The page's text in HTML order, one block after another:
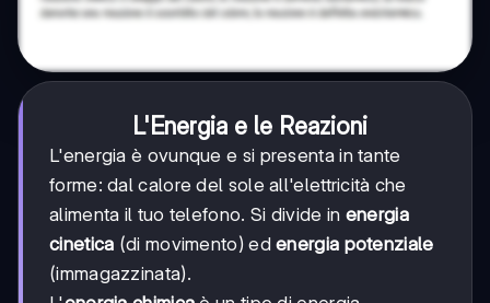
L'Energia e le Reazioni
L'energia è ovunque e si presenta in tante
forme: dal calore del sole all'elettricità che
alimenta il tuo telefono. Si divide in energia
cinetica (di movimento) edenergia potenziale
(immagazzinata).